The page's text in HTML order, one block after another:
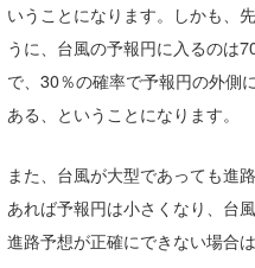
いうことになります。しかも、
うに、台風の予報円に入るのは
で、30％の確率で予報円の外側
ある、ということになります。
また、台風が大型であっても進
あれば予報円は小さくなり、台
進路予想が正確にできない場合
S.K
Soulman
VAGY
YUKI☆
たっちー